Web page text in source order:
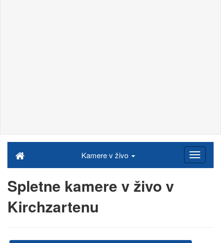
Kamere v živo
Spletne kamere v živo v
Kirchzartenu